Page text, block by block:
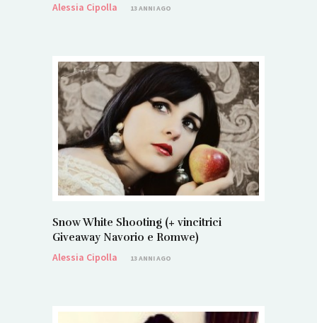
Alessia Cipolla
13 ANNI AGO
Snow White Shooting (+ vincitrici
Giveaway Navorio e Romwe)
Alessia Cipolla
13 ANNI AGO